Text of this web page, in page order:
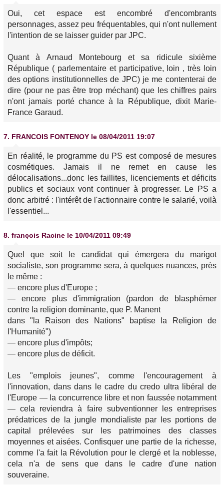
Oui, cet espace est encombré d'encombrants
personnages, assez peu fréquentables, qui n'ont nullement
l'intention de se laisser guider par JPC.
Quant à Arnaud Montebourg et sa ridicule sixième
République ( parlementaire et participative, loin , très loin
des options institutionnelles de JPC) je me contenterai de
dire (pour ne pas être trop méchant) que les chiffres pairs
n'ont jamais porté chance à la République, dixit Marie-
France Garaud.
7. FRANCOIS FONTENOY le 08/04/2011 19:07
En réalité, le programme du PS est composé de mesures
cosmétiques. Jamais il ne remet en cause les
délocalisations...donc les faillites, licenciements et déficits
publics et sociaux vont continuer à progresser. Le PS a
donc arbitré : l'intérêt de l'actionnaire contre le salarié, voilà
l'essentiel...
8. françois Racine le 10/04/2011 09:49
Quel que soit le candidat qui émergera du marigot
socialiste, son programme sera, à quelques nuances, près
le même :
— encore plus d'Europe ;
— encore plus d'immigration (pardon de blasphémer
contre la religion dominante, que P. Manent
dans "la Raison des Nations" baptise la Religion de
l'Humanité")
— encore plus d'impôts;
— encore plus de déficit.
Les "emplois jeunes", comme l'encouragement à
l'innovation, dans dans le cadre du credo ultra libéral de
l'Europe — la concurrence libre et non faussée notamment
— cela reviendra à faire subventionner les entreprises
prédatrices de la jungle mondialiste par les portions de
capital prélevées sur les patrimoines des classes
moyennes et aisées. Confisquer une partie de la richesse,
comme l'a fait la Révolution pour le clergé et la noblesse,
cela n'a de sens que dans le cadre d'une nation
souveraine.